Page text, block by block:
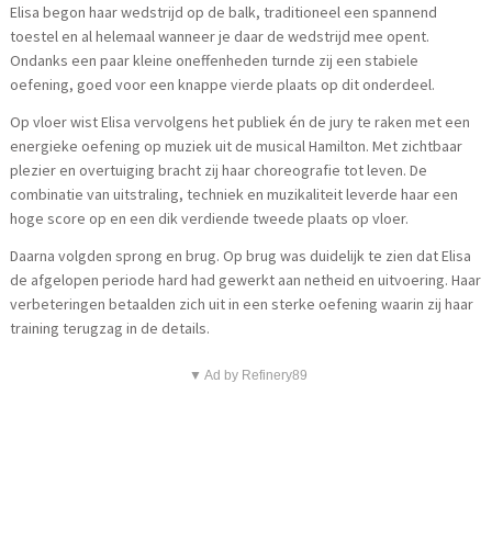
Elisa begon haar wedstrijd op de balk, traditioneel een spannend
toestel en al helemaal wanneer je daar de wedstrijd mee opent.
Ondanks een paar kleine oneffenheden turnde zij een stabiele
oefening, goed voor een knappe vierde plaats op dit onderdeel.
Op vloer wist Elisa vervolgens het publiek én de jury te raken met een
energieke oefening op muziek uit de musical Hamilton. Met zichtbaar
plezier en overtuiging bracht zij haar choreografie tot leven. De
combinatie van uitstraling, techniek en muzikaliteit leverde haar een
hoge score op en een dik verdiende tweede plaats op vloer.
Daarna volgden sprong en brug. Op brug was duidelijk te zien dat Elisa
de afgelopen periode hard had gewerkt aan netheid en uitvoering. Haar
verbeteringen betaalden zich uit in een sterke oefening waarin zij haar
training terugzag in de details.
▼ Ad by Refinery89